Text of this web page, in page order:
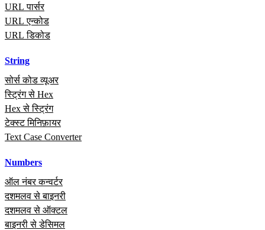
URL पार्सर
URL एन्कोड
URL डिकोड
String
सोर्स कोड व्यूअर
स्ट्रिंग से Hex
Hex से स्ट्रिंग
टेक्स्ट मिनिफ़ायर
Text Case Converter
Numbers
ऑल नंबर कन्वर्टर
दशमलव से बाइनरी
दशमलव से ऑक्टल
बाइनरी से डेसिमल